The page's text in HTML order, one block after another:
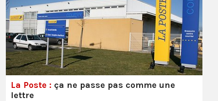
La Poste : ça ne passe pas comme une
lettre